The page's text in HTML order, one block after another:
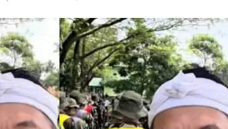
Koordinasikan dan Berangkatkan
Lakukan Pungutan melalui Komite
Jabar
Bantah Isu Mogok Nasional TKBM: